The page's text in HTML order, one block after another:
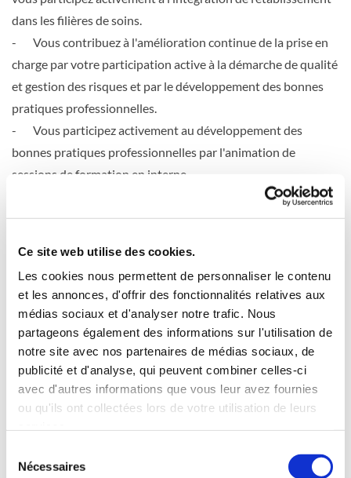
Ce site web utilise des cookies.
Les cookies nous permettent de personnaliser le contenu
et les annonces, d'offrir des fonctionnalités relatives aux
médias sociaux et d'analyser notre trafic. Nous
partageons également des informations sur l'utilisation de
notre site avec nos partenaires de médias sociaux, de
publicité et d'analyse, qui peuvent combiner celles-ci
avec d'autres informations que vous leur avez fournies
ou qu'ils ont collectées lors de votre utilisation de leurs
Nécessaires
dans les filières de soins.
- Vous contribuez à l'amélioration continue de la prise en
charge par votre participation active à la démarche de qualité
et gestion des risques et par le développement des bonnes
pratiques professionnelles.
- Vous participez activement au développement des
bonnes pratiques professionnelles par l'animation de
sessions de formation en interne.
Titulaire d’une thèse de médecine générale et d'un DU de
en sanitaire et l’envie de vous investir au sein d’un
établissement soucieux de la qualité de ses services.
N'hésitez pas à me contacter : bomrecrutement@outlook.fr
0 Feed